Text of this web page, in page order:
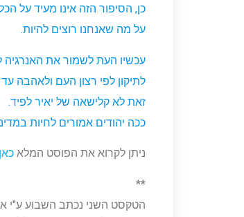
כן, הסיפור הזה אינו מעיד על
על מה שאנחנו רוצים להיות.
עכשיו העת לשמור את האנרגיה
לתיקון לפי רצון העם ולאהבה עד
זאת לא קלישאה של יאיר לפיד.
ככה יהודים אמורים לחיות
ניתן לקרוא את הפוסט המלא כאן
**
הטקסט השני נכתב השבוע ע"י